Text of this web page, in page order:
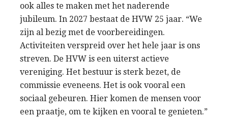
ook alles te maken met het naderende
jubileum. In 2027 bestaat de HVW 25 jaar. “We
zijn al bezig met de voorbereidingen.
Activiteiten verspreid over het hele jaar is ons
streven. De HVW is een uiterst actieve
vereniging. Het bestuur is sterk bezet, de
commissie eveneens. Het is ook vooral een
sociaal gebeuren. Hier komen de mensen voor
een praatje, om te kijken en vooral te genieten.”